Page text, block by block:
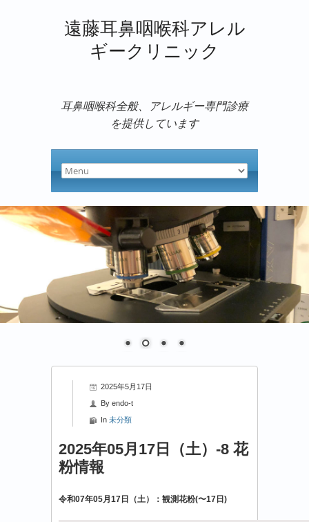
遠藤耳鼻咽喉科アレル
ギークリニック
耳鼻咽喉科全般、アレルギー専門診療
を提供しています
2025年5月17日
By endo-t
In 未分類
2025年05月17日（土）-8 花
粉情報
令和07年05月17日（土）：観測花粉(〜17日)